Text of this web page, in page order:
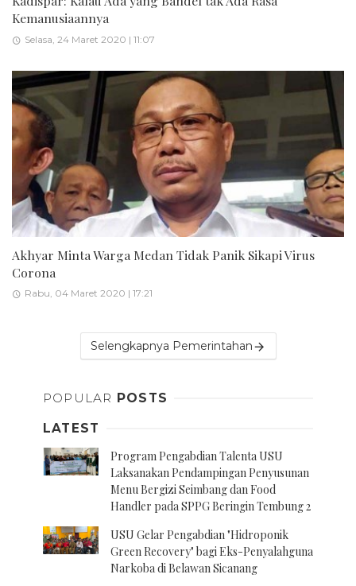
Kemanusiaannya
Selasa, 24 Maret 2020 | 11:07
Akhyar Minta Warga Medan Tidak Panik Sikapi Virus
Corona
Rabu, 04 Maret 2020 | 17:21
Selengkapnya Pemerintahan
POPULAR POSTS
LATEST
Program Pengabdian Talenta USU
Laksanakan Pendampingan Penyusunan
Menu Bergizi Seimbang dan Food
Handler pada SPPG Beringin Tembung 2
USU Gelar Pengabdian "Hidroponik
Green Recovery" bagi Eks-Penyalahguna
Narkoba di Belawan Sicanang